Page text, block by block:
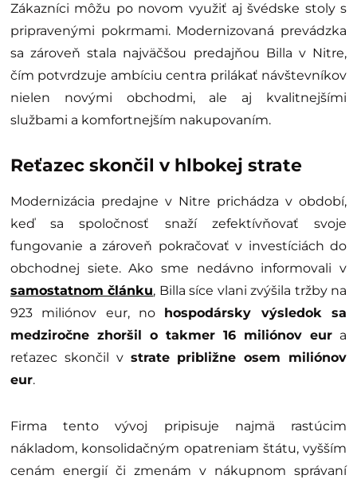
Zákazníci môžu po novom využiť aj švédske stoly s
pripravenými pokrmami. Modernizovaná prevádzka
sa zároveň stala najväčšou predajňou Billa v Nitre,
čím potvrdzuje ambíciu centra prilákať návštevníkov
nielen novými obchodmi, ale aj kvalitnejšími
službami a komfortnejším nakupovaním.
Reťazec skončil v hlbokej strate
Modernizácia predajne v Nitre prichádza v období,
keď sa spoločnosť snaží zefektívňovať svoje
fungovanie a zároveň pokračovať v investíciách do
obchodnej siete. Ako sme nedávno informovali v
samostatnom článku, Billa síce vlani zvýšila tržby na
923 miliónov eur, no hospodársky výsledok sa
medziročne zhoršil o takmer 16 miliónov eur a
reťazec skončil v strate približne osem miliónov
eur.
Firma tento vývoj pripisuje najmä rastúcim
nákladom, konsolidačným opatreniam štátu, vyšším
cenám energií či zmenám v nákupnom správaní